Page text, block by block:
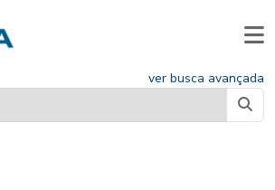
ver busca avançada